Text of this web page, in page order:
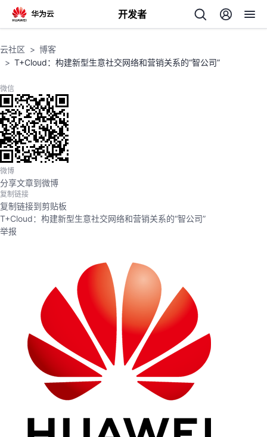
开发者
返
回
个
主
页
的
开
的我
云社区
博客
T+Cloud：构建新型生意社交网络和营销关系的“智公司”
微信
微博
分享文章到微博
复制链接
复制链接到剪贴板
T+Cloud：构建新型生意社交网络和营销关系的“智公司”
举报